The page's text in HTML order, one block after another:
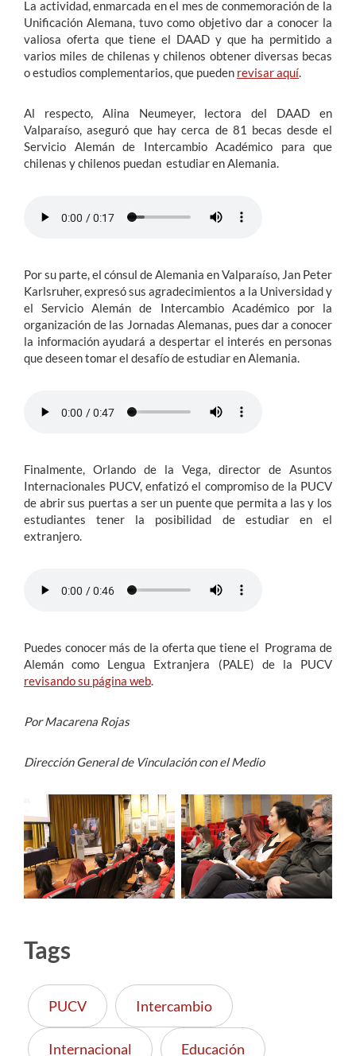
La actividad, enmarcada en el mes de conmemoración de la
Unificación Alemana, tuvo como objetivo dar a conocer la
valiosa oferta que tiene el DAAD y que ha permitido a
varios miles de chilenas y chilenos obtener diversas becas
o estudios complementarios, que pueden revisar aquí.
Al respecto, Alina Neumeyer, lectora del DAAD en
Valparaíso, aseguró que hay cerca de 81 becas desde el
Servicio Alemán de Intercambio Académico para que
chilenas y chilenos puedan estudiar en Alemania.
Por su parte, el cónsul de Alemania en Valparaíso, Jan Peter
Karlsruher, expresó sus agradecimientos a la Universidad y
el Servicio Alemán de Intercambio Académico por la
organización de las Jornadas Alemanas, pues dar a conocer
la información ayudará a despertar el interés en personas
que deseen tomar el desafío de estudiar en Alemania.
Finalmente, Orlando de la Vega, director de Asuntos
Internacionales PUCV, enfatizó el compromiso de la PUCV
de abrir sus puertas a ser un puente que permita a las y los
estudiantes tener la posibilidad de estudiar en el
extranjero.
Puedes conocer más de la oferta que tiene el Programa de
Alemán como Lengua Extranjera (PALE) de la PUCV
revisando su página web.
Por Macarena Rojas
Dirección General de Vinculación con el Medio
Tags
PUCV Intercambio
Internacional Educación